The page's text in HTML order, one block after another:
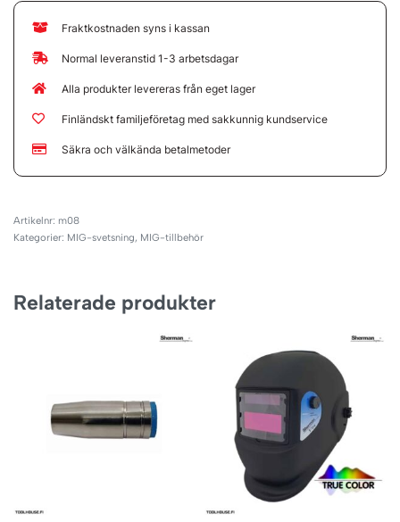
Fraktkostnaden syns i kassan
Normal leveranstid 1-3 arbetsdagar
Alla produkter levereras från eget lager
Finländskt familjeföretag med sakkunnig kundservice
Säkra och välkända betalmetoder
m08
Kategorier: MIG-svetsning, MIG-tillbehör
Relaterade produkter